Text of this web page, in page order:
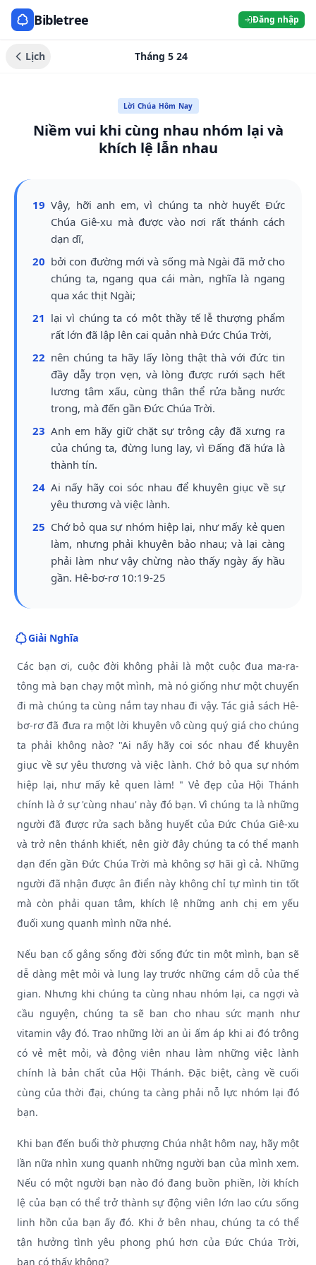
Bibletree Đăng nhập
Lịch Tháng 5 24
Lời Chúa Hôm Nay
Niềm vui khi cùng nhau nhóm lại và
khích lệ lẫn nhau
19 Vậy, hỡi anh em, vì chúng ta nhờ huyết Đức
Chúa Giê-xu mà được vào nơi rất thánh cách
dạn dĩ,
20 bởi con đường mới và sống mà Ngài đã mở cho
chúng ta, ngang qua cái màn, nghĩa là ngang
qua xác thịt Ngài;
21 lại vì chúng ta có một thầy tế lễ thượng phẩm
rất lớn đã lập lên cai quản nhà Đức Chúa Trời,
22 nên chúng ta hãy lấy lòng thật thà với đức tin
đầy dẫy trọn vẹn, và lòng được rưới sạch hết
lương tâm xấu, cùng thân thể rửa bằng nước
trong, mà đến gần Đức Chúa Trời.
23 Anh em hãy giữ chặt sự trông cậy đã xưng ra
của chúng ta, đừng lung lay, vì Đấng đã hứa là
thành tín.
24 Ai nấy hãy coi sóc nhau để khuyên giục về sự
yêu thương và việc lành.
25 Chớ bỏ qua sự nhóm hiệp lại, như mấy kẻ quen
làm, nhưng phải khuyên bảo nhau; và lại càng
phải làm như vậy chừng nào thấy ngày ấy hầu
gần. Hê-bơ-rơ 10:19-25
Giải Nghĩa
Các bạn ơi, cuộc đời không phải là một cuộc đua ma-ra-
tông mà bạn chạy một mình, mà nó giống như một chuyến
đi mà chúng ta cùng nắm tay nhau đi vậy. Tác giả sách Hê-
bơ-rơ đã đưa ra một lời khuyên vô cùng quý giá cho chúng
ta phải không nào? "Ai nấy hãy coi sóc nhau để khuyên
giục về sự yêu thương và việc lành. Chớ bỏ qua sự nhóm
hiệp lại, như mấy kẻ quen làm! " Vẻ đẹp của Hội Thánh
chính là ở sự 'cùng nhau' này đó bạn. Vì chúng ta là những
người đã được rửa sạch bằng huyết của Đức Chúa Giê-xu
và trở nên thánh khiết, nên giờ đây chúng ta có thể mạnh
dạn đến gần Đức Chúa Trời mà không sợ hãi gì cả. Những
người đã nhận được ân điển này không chỉ tự mình tin tốt
mà còn phải quan tâm, khích lệ những anh chị em yếu
đuối xung quanh mình nữa nhé.
Nếu bạn cố gắng sống đời sống đức tin một mình, bạn sẽ
dễ dàng mệt mỏi và lung lay trước những cám dỗ của thế
gian. Nhưng khi chúng ta cùng nhau nhóm lại, ca ngợi và
cầu nguyện, chúng ta sẽ ban cho nhau sức mạnh như
vitamin vậy đó. Trao những lời an ủi ấm áp khi ai đó trông
có vẻ mệt mỏi, và động viên nhau làm những việc lành
chính là bản chất của Hội Thánh. Đặc biệt, càng về cuối
cùng của thời đại, chúng ta càng phải nỗ lực nhóm lại đó
bạn.
Khi bạn đến buổi thờ phượng Chúa nhật hôm nay, hãy một
lần nữa nhìn xung quanh những người bạn của mình xem.
Nếu có một người bạn nào đó đang buồn phiền, lời khích
lệ của bạn có thể trở thành sự động viên lớn lao cứu sống
linh hồn của bạn ấy đó. Khi ở bên nhau, chúng ta có thể
tận hưởng tình yêu phong phú hơn của Đức Chúa Trời,
bạn có thấy không?